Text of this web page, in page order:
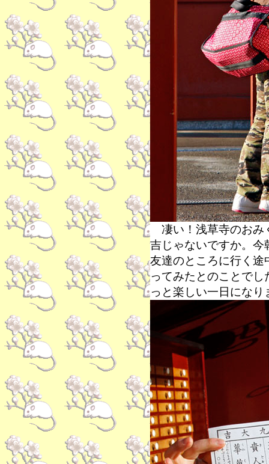
凄い！浅草寺のおみ
吉じゃないですか。今
友達のところに行く途
ってみたとのことでし
っと楽しい一日になり